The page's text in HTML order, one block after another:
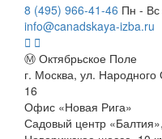
8 (495) 966-41-46 Пн - Вс
info@canadskaya-izba.ru
Ⓜ Октябрьское Поле
г. Москва, ул.
16
Офис «Новая Рига»
Садовый центр «Балтия»,